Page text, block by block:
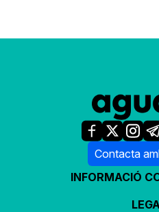
Contacta
INFORMACIÓ